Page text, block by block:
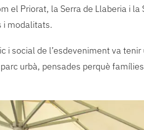
el Priorat, la Serra de Llaberia i
i modalitats.
i social de l’esdeveniment va
urbà, pensades perquè